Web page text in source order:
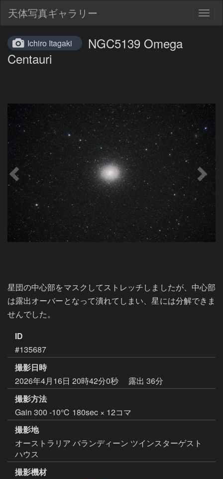
天体写真ギャラリー
Ichiro Itagaki
NGC5139 Omega
Centauri
星団の中心部をマスクしてストレッチしましたが、中心部
は露出オーバーとなって潰れてしまい、星には分解できま
せんでした。
ID
#135687
撮影日時
2026年4月16日 20時42分0秒
露出 36分
撮影方法
Gain 300 -10℃ 180sec × 12コマ
撮影地
オーストラリア バランディーン ツインスターゲスト
ハウス
撮影機材